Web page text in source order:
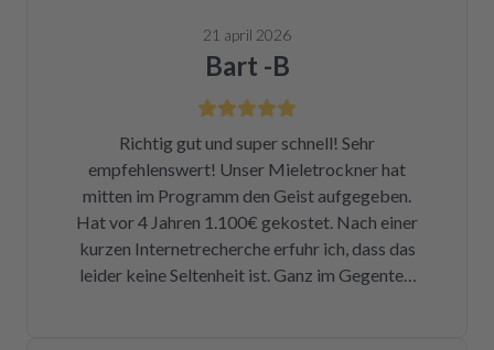
21 april 2026
Bart -B
Richtig gut und super schnell! Sehr
empfehlenswert! Unser Mieletrockner hat
mitten im Programm den Geist aufgegeben.
Hat vor 4 Jahren 1.100€ gekostet. Nach einer
kurzen Internetrecherche erfuhr ich, dass das
leider keine Seltenheit ist. Ganz im Gegenteil.